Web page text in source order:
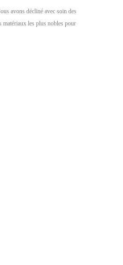
avons décliné avec soin des
matériaux les plus nobles pour